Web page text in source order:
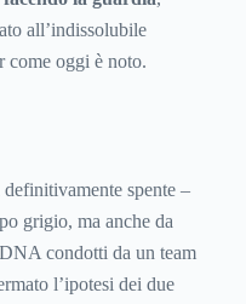
all’indissolubile
come oggi è noto.
spente –
grigio, ma anche da
condotti da un team
l’ipotesi dei due